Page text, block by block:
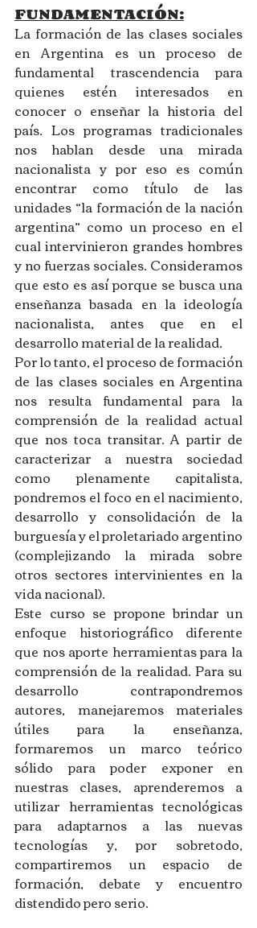
FUNDAMENTACIÓN:
La formación de las clases sociales
en Argentina es un proceso de
fundamental trascendencia para
quienes estén interesados en
conocer o enseñar la historia del
país. Los programas tradicionales
nos hablan desde una mirada
nacionalista y por eso es común
encontrar como título de las
unidades “la formación de la nación
argentina” como un proceso en el
cual intervinieron grandes hombres
y no fuerzas sociales. Consideramos
que esto es así porque se busca una
enseñanza basada en la ideología
nacionalista, antes que en el
desarrollo material de la realidad.
Por lo tanto, el proceso de formación
de las clases sociales en Argentina
nos resulta fundamental para la
comprensión de la realidad actual
que nos toca transitar. A partir de
caracterizar a nuestra sociedad
como plenamente capitalista,
pondremos el foco en el nacimiento,
desarrollo y consolidación de la
burguesía y el proletariado argentino
(complejizando la mirada sobre
otros sectores intervinientes en la
vida nacional).
Este curso se propone brindar un
enfoque historiográfico diferente
que nos aporte herramientas para la
comprensión de la realidad. Para su
desarrollo contrapondremos
autores, manejaremos materiales
útiles para la enseñanza,
formaremos un marco teórico
sólido para poder exponer en
nuestras clases, aprenderemos a
utilizar herramientas tecnológicas
para adaptarnos a las nuevas
tecnologías y, por sobretodo,
compartiremos un espacio de
formación, debate y encuentro
distendido pero serio.